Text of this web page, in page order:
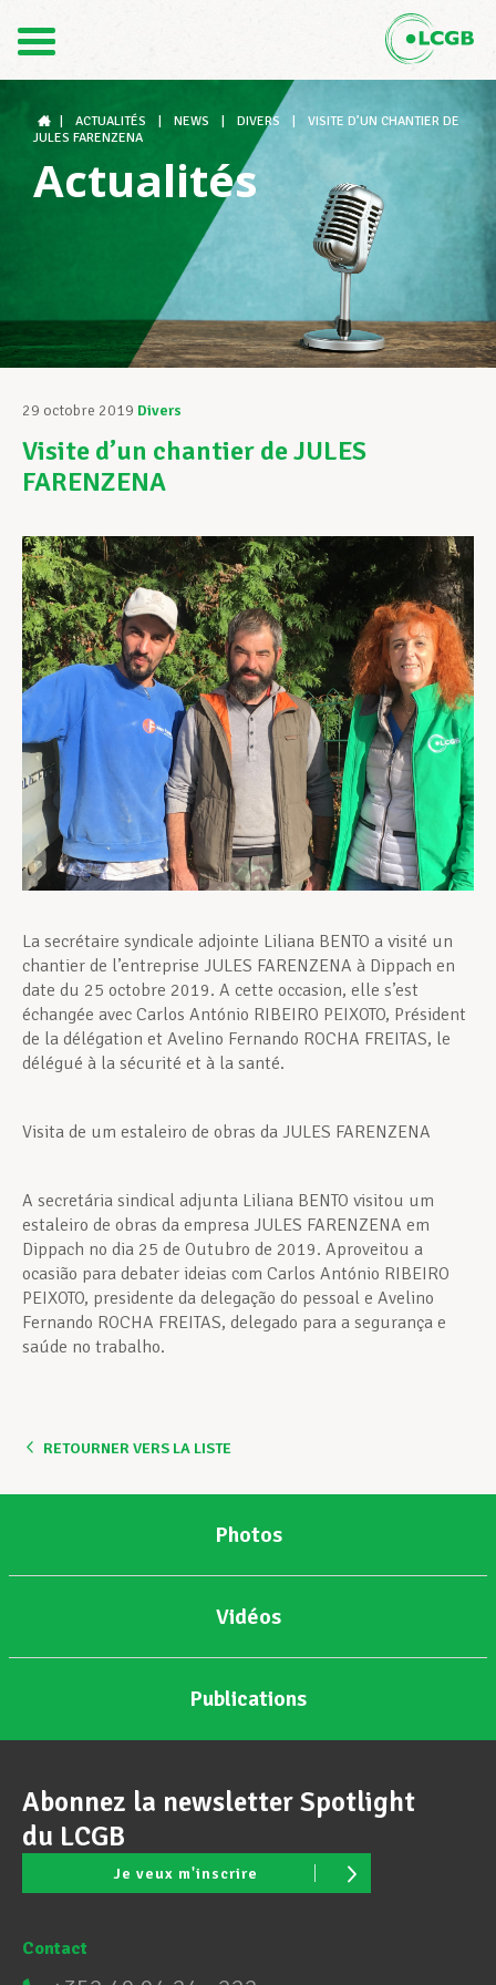
DE
Le LCGB
Structures syndicales
Assistance au Travail
Vos droits
Assistance en vie privée
Développement professionnel
Devenir Membre
Actualités
ACTUALITÉS NEWS DIVERS
VISITE D’UN CHANTIER DE
JULES FARENZENA
Actualités
29 octobre 2019 Divers
Visite d’un chantier de JULES
FARENZENA
La secrétaire syndicale adjointe Liliana BENTO a visité un
chantier de l’entreprise JULES FARENZENA à Dippach en
date du 25 octobre 2019. A cette occasion, elle s’est
échangée avec Carlos António RIBEIRO PEIXOTO, Président
de la délégation et Avelino Fernando ROCHA FREITAS, le
délégué à la sécurité et à la santé.
Visita de um estaleiro de obras da JULES FARENZENA
A secretária sindical adjunta Liliana BENTO visitou um
estaleiro de obras da empresa JULES FARENZENA em
Dippach no dia 25 de Outubro de 2019. Aproveitou a
ocasião para debater ideias com Carlos António RIBEIRO
PEIXOTO, presidente da delegação do pessoal e Avelino
Fernando ROCHA FREITAS, delegado para a segurança e
saúde no trabalho.
RETOURNER VERS LA LISTE
Photos
Vidéos
Publications
Abonnez la newsletter Spotlight
du LCGB
Je veux m'inscrire
Contact